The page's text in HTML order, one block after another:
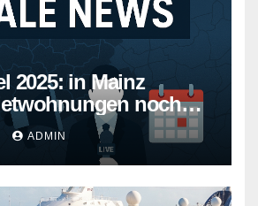
2025: in Mainz
noch
ADMIN